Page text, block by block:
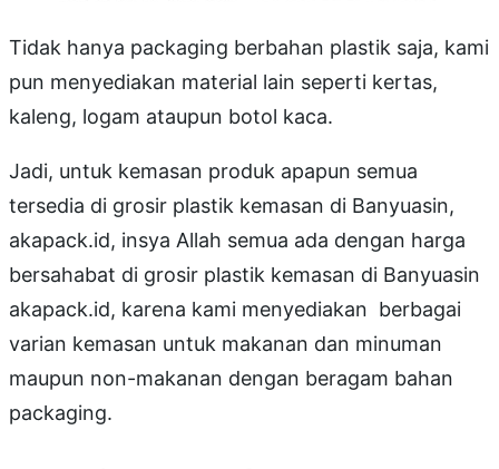
Tidak hanya packaging berbahan plastik saja, kami
pun menyediakan material lain seperti kertas,
kaleng, logam ataupun botol kaca.
Jadi, untuk kemasan produk apapun semua
tersedia di grosir plastik kemasan di Banyuasin,
akapack.id, insya Allah semua ada dengan harga
bersahabat di grosir plastik kemasan di Banyuasin
akapack.id, karena kami menyediakan berbagai
varian kemasan untuk makanan dan minuman
maupun non-makanan dengan beragam bahan
packaging.